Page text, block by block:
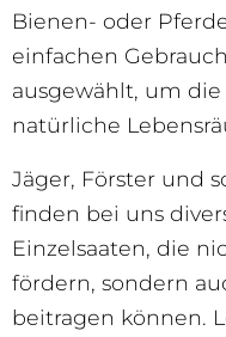
Bienen- oder
einfachen
ausgewählt, um
natürliche
Jäger, Förster und
finden bei uns
Einzelsaaten, die
fördern, sondern
beitragen können.